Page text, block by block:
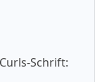
Schrift: